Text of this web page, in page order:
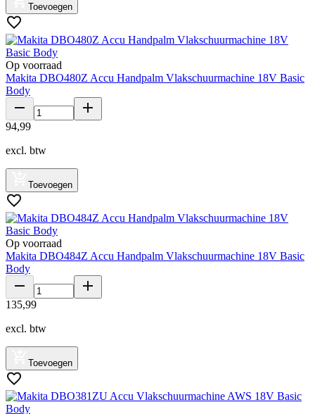
Toevoegen
Op voorraad
Makita DBO480Z Accu Handpalm Vlakschuurmachine 18V Basic
Body
94,99
excl. btw
Toevoegen
Op voorraad
Makita DBO484Z Accu Handpalm Vlakschuurmachine 18V Basic
Body
135,99
excl. btw
Toevoegen